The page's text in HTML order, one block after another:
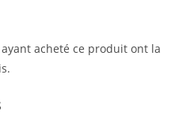
acheté ce produit ont la